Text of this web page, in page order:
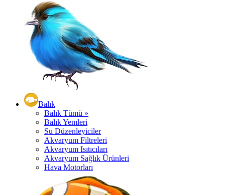
Balık
Balık Tümü »
Balık Yemleri
Su Düzenleyiciler
Akvaryum Filtreleri
Akvaryum Isıtıcıları
Akvaryum Sağlık Ürünleri
Hava Motorları